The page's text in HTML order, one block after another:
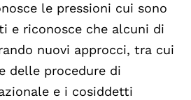
le pressioni cui sono
e riconosce che alcuni di
nuovi approcci, tra cui
delle procedure di
e i cosiddetti